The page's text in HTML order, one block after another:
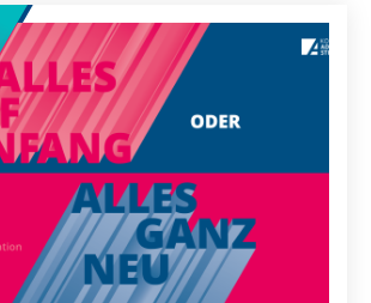
der Wert der
Partnerschaft zunehmend
deren Nutzen im Wettbewerb